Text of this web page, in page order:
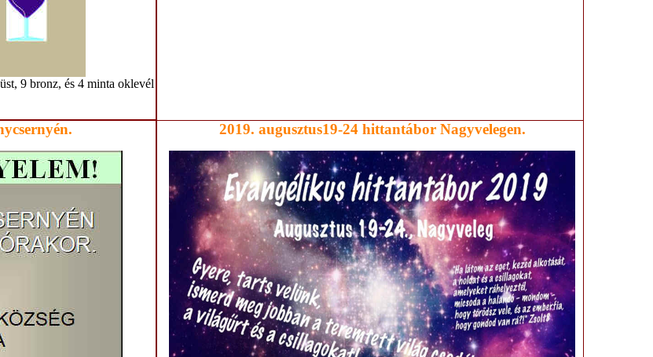
9 bronz, és 4 minta oklevél
2019. augusztus19-24 hittantábor Nagyvelegen.